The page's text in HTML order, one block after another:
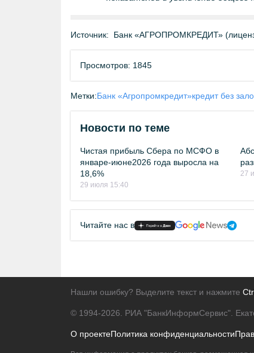
Источник: Банк «АГРОПРОМКРЕДИТ»
Просмотров: 1845
Метки:Банк «Агропромкредит»кредит без
Новости по теме
Чистая прибыль Сбера по МСФО в
январе-июне2026 года выросла на
18,6%
29 июля 15:40
27
Читайте нас в
Нашли ошибку? Выделите текст и нажмите
© 1994-2026. РИА "БанкИнформСервис".
О проектеПолитика конфиденциальности